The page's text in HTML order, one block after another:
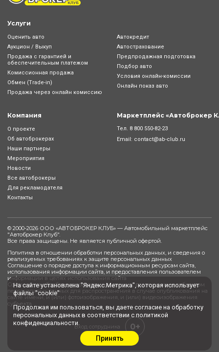
На сайте установлена "Яндекс.Метрика", которая использует
файлы "cookie"
Продолжая им пользоваться, вы даете согласие на обработку
персональных данных в соответствии сполитикой
конфиденциальности.
Принять
Услуги
Оценить авто
Аукцион / Выкуп
Продажа с гарантией и
обеспечительным платежом
Комиссионная продажа
Обмен (Trade-in)
Продажа через онлайн комиссию
Автокредит
Автострахование
Предпродажная подготовка
Подбор авто
Условия онлайн-комиcсии
Онлайн показ авто
Компания
О проекте
Об автоброкерах
Наши партнеры
Мероприятия
Новости
Все автоброкеры
Для рекламодателя
Контакты
Маркетплейс «Автоброкер
Тел. 8 800 550-82-23
Email: contact@ab-club.ru
© 2000-2026 ООО «АВТОБРОКЕР КЛУБ» — Автомобильный маркетплейс
"Автоброкер Клуб".
Все права защищены. Не является публичной офертой.
Политика в отношении обработки персональных данных, и сведения о
реализуемых требованиях к защите персональных данных
Соглашение о порядке доступа к информационным ресурсам сайта,
использования информации сайта, и предоставления пользователем
информации в целях использования сайта
Согласие на обработку персональных данных, разрешенных субъектом
персональных данных для распространения в случае опубликования на
сайте имени, и (или) фотоизображения, и (или) видеоизображения
субъекта
Вход сотрудника 0+